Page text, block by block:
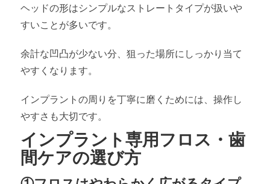
ヘッドの形はシンプルなストレートタイプが扱いや
すいことが多いです。
余計な凹凸が少ない分、狙った場所にしっかり当て
やすくなります。
インプラントの周りを丁寧に磨くためには、操作し
やすさも大切です。
インプラント専用フロス・歯
間ケアの選び方